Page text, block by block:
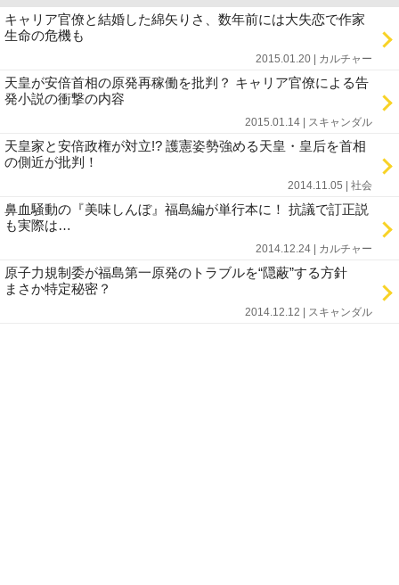
キャリア官僚と結婚した綿矢りさ、数年前には大失恋で作家
生命の危機も
2015.01.20 | カルチャー
天皇が安倍首相の原発再稼働を批判？ キャリア官僚による告
発小説の衝撃の内容
2015.01.14 | スキャンダル
天皇家と安倍政権が対立!? 護憲姿勢強める天皇・皇后を首相
の側近が批判！
2014.11.05 | 社会
鼻血騒動の『美味しんぼ』福島編が単行本に！ 抗議で訂正説
も実際は…
2014.12.24 | カルチャー
原子力規制委が福島第一原発のトラブルを“隠蔽”する方針
まさか特定秘密？
2014.12.12 | スキャンダル